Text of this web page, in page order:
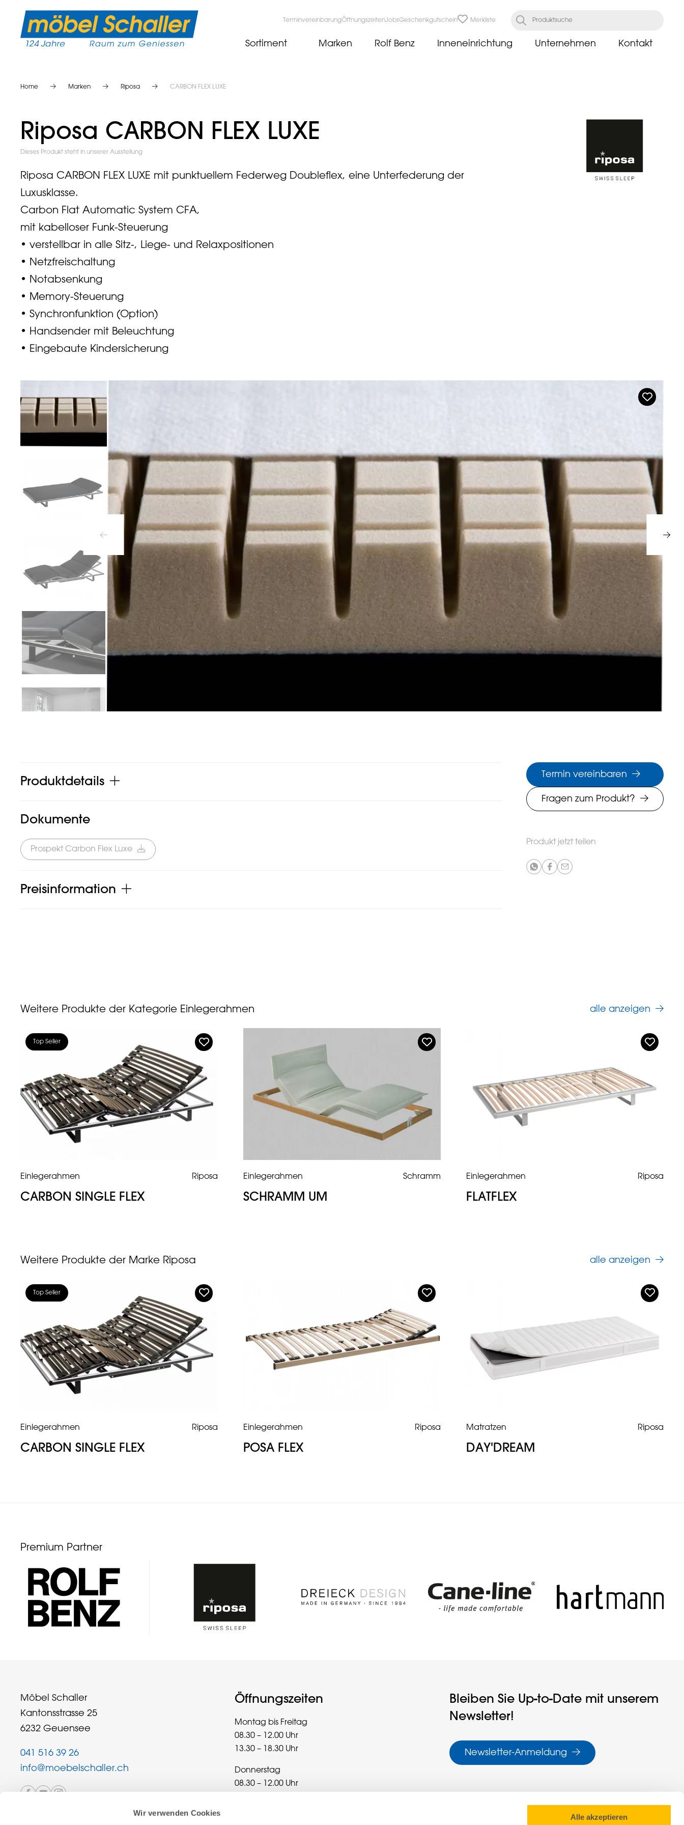
Wir verwenden Cookies
Alle akzeptieren
TerminvereinbarungÖffnungszeitenJobsGeschenkgutschein Merkliste
Sortiment Marken Rolf Benz Inneneinrichtung Unternehmen Kontakt
Home Marken Riposa CARBON FLEX LUXE
Riposa CARBON FLEX LUXE
Dieses Produkt steht in unserer Ausstellung
Riposa CARBON FLEX LUXE mit punktuellem Federweg Doubleflex, eine Unterfederung der
Luxusklasse.
Carbon Flat Automatic System CFA,
mit kabelloser Funk-Steuerung
• verstellbar in alle Sitz-, Liege- und Relaxpositionen
• Netzfreischaltung
• Notabsenkung
• Memory-Steuerung
• Synchronfunktion (Option)
• Handsender mit Beleuchtung
• Eingebaute Kindersicherung
Termin vereinbaren
Fragen zum Produkt?
Produktdetails
Dokumente
Prospekt Carbon Flex Luxe
Preisinformation
Produkt jetzt teilen
Weitere Produkte der Kategorie Einlegerahmen alle anzeigen
Top Seller
Einlegerahmen Riposa
CARBON SINGLE FLEX
Einlegerahmen Schramm
SCHRAMM UM
Einlegerahmen Riposa
FLATFLEX
Weitere Produkte der Marke Riposa alle anzeigen
Top Seller
Einlegerahmen Riposa
CARBON SINGLE FLEX
Einlegerahmen Riposa
POSA FLEX
Matratzen Riposa
DAY'DREAM
Premium Partner
Möbel Schaller
Kantonsstrasse 25
6232 Geuensee
041 516 39 26
info@moebelschaller.ch
Öffnungszeiten
Montag bis Freitag
08.30 – 12.00 Uhr
13.30 – 18.30 Uhr
Donnerstag
08.30 – 12.00 Uhr
Bleiben Sie Up-to-Date mit unserem
Newsletter!
Newsletter-Anmeldung